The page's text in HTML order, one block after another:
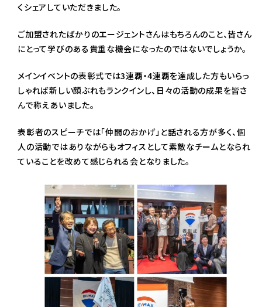
くシェアしていただきました。
ご加盟されたばかりのエージェントさんはもちろんのこと、皆さん
にとって学びのある貴重な機会になったのではないでしょうか。
メインイベントの表彰式では3連覇・4連覇を達成した方もいらっ
しゃれば新しい顔ぶれもランクインし、日々の活動の成果を皆さ
んで称えあいました。
表彰者のスピーチでは「仲間のおかげ」と話される方が多く、個
人の活動ではありながらもオフィスとして素敵なチームとなられ
ていることを改めて感じられる会となりました。